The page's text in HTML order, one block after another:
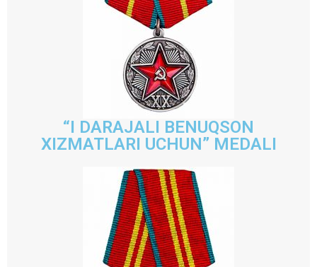
“I DARAJALI BENUQSON
XIZMATLARI UCHUN” MEDALI